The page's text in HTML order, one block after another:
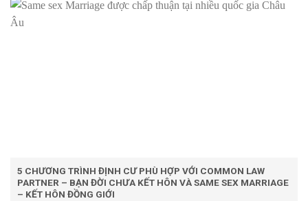
5 CHƯƠNG TRÌNH ĐỊNH CƯ PHÙ HỢP VỚI COMMON LAW
PARTNER – BẠN ĐỜI CHƯA KẾT HÔN VÀ SAME SEX MARRIAGE
– KẾT HÔN ĐỒNG GIỚI